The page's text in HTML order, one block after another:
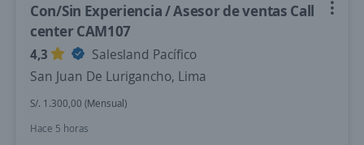
Con/Sin Experiencia / Asesor de ventas Call
center CAM107
4,3
Salesland Pacífico
San Juan De Lurigancho, Lima
S/. 1.300,00 (Mensual)
Hace 5 horas